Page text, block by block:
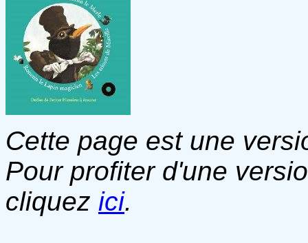
Cette page est une
Pour profiter d'une
cliquez ici.